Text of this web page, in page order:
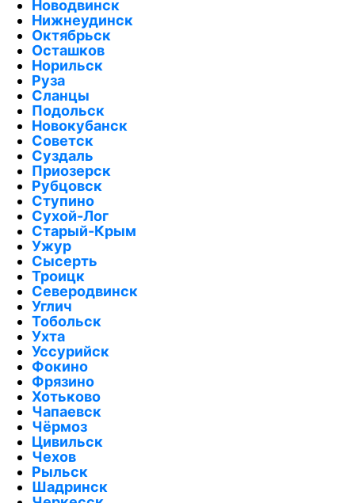
Новодвинск
Нижнеудинск
Октябрьск
Осташков
Норильск
Руза
Сланцы
Подольск
Новокубанск
Советск
Суздаль
Приозерск
Рубцовск
Ступино
Сухой-Лог
Старый-Крым
Ужур
Сысерть
Троицк
Северодвинск
Углич
Тобольск
Ухта
Уссурийск
Фокино
Фрязино
Хотьково
Чапаевск
Чёрмоз
Цивильск
Чехов
Рыльск
Шадринск